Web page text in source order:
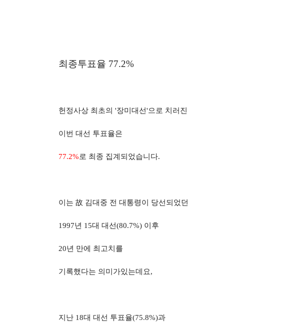
최종투표율 77.2%
헌정사상 최초의 '장미대선'으로 치러진
이번 대선 투표율은
77.2%로 최종 집계되었습니다.
이는 故 김대중 전 대통령이 당선되었던
1997년 15대 대선(80.7%) 이후
20년 만에 최고치를
기록했다는 의미가있는데요,
지난 18대 대선 투표율(75.8%)과